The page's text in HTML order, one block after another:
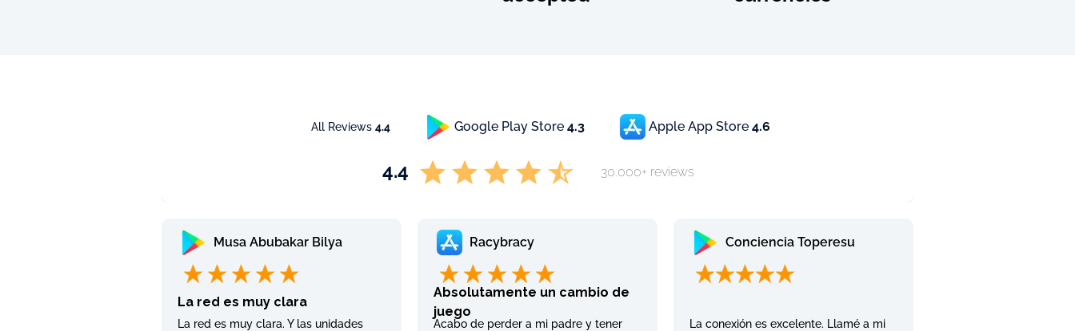
All Reviews 4.4 Google Play Store 4.3 Apple App Store 4.6
4.4 30.000+ reviews
Musa Abubakar Bilya
La red es muy clara
La red es muy clara. Y las unidades
Racybracy
Absolutamente un cambio de
juego
Acabo de perder a mi padre y tener
Conciencia Toperesu
La conexión es excelente. Llamé a mi